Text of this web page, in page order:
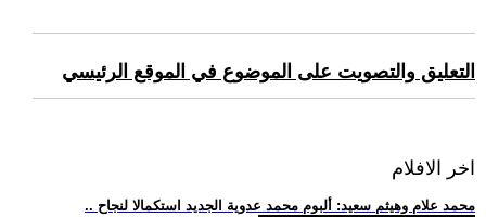
التعليق والتصويت على الموضوع في الموقع الرئيسي
اخر الافلام
.. محمد علام وهيثم سعيد: ألبوم محمد عدوية الجديد استكمالا لنجاح